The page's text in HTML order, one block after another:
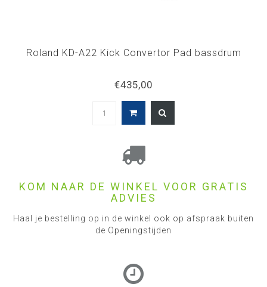
Roland KD-A22 Kick Convertor Pad bassdrum
€435,00
KOM NAAR DE WINKEL VOOR GRATIS
ADVIES
Haal je bestelling op in de winkel ook op afspraak buiten
de Openingstijden